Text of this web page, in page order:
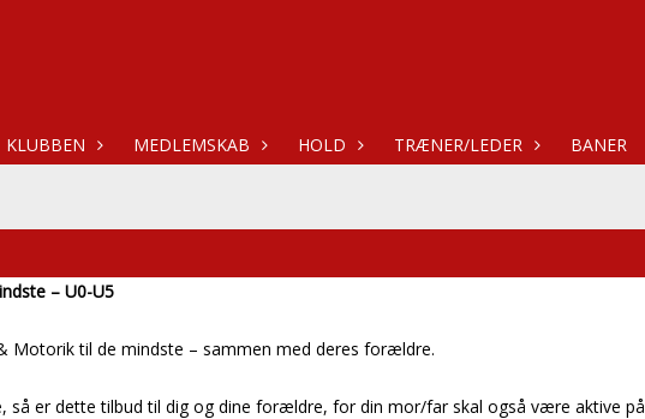
KLUBBEN MEDLEMSKAB HOLD TRÆNER/LEDER BANER
– U0-U5
Motorik til de mindste – sammen med deres forældre.
så er dette tilbud til dig og dine forældre, for din mor/far skal også være aktive på